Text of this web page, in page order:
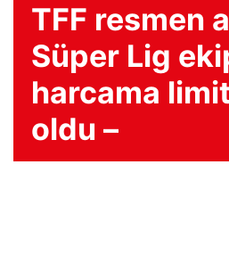
TFF resmen
Süper Lig
harcama
oldu –